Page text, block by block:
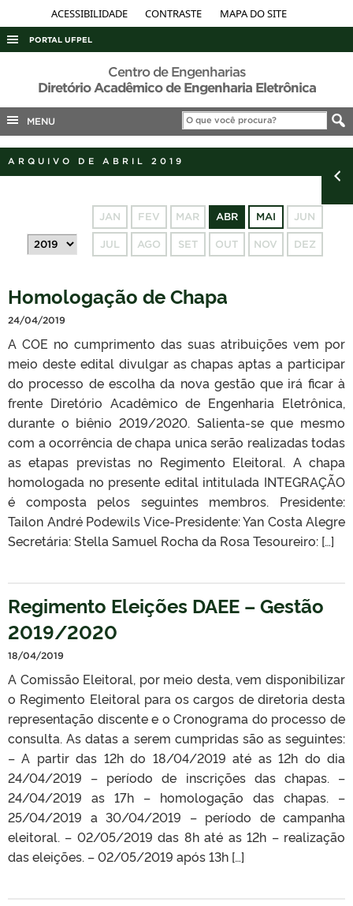
ACESSIBILIDADE CONTRASTE MAPA DO SITE
PORTAL UFPEL
ACESSO À INFORMAÇÃO
AUDITORIA
COBALTO
CONCURSOS
PORTARIAS
Centro de Engenharias
Diretório Acadêmico de Engenharia Eletrônica
MENU
ARQUIVO DE ABRIL 2019
JAN FEV MAR ABR MAI JUN
JUL AGO SET OUT NOV DEZ
Homologação de Chapa
24/04/2019
A COE no cumprimento das suas atribuições vem por
meio deste edital divulgar as chapas aptas a participar
do processo de escolha da nova gestão que irá ficar à
frente Diretório Acadêmico de Engenharia Eletrônica,
durante o biênio 2019/2020. Salienta-se que mesmo
com a ocorrência de chapa unica serão realizadas todas
as etapas previstas no Regimento Eleitoral. A chapa
homologada no presente edital intitulada INTEGRAÇÃO
é composta pelos seguintes membros. Presidente:
Tailon André Podewils Vice-Presidente: Yan Costa Alegre
Secretária: Stella Samuel Rocha da Rosa Tesoureiro: […]
Regimento Eleições DAEE – Gestão
2019/2020
18/04/2019
A Comissão Eleitoral, por meio desta, vem disponibilizar
o Regimento Eleitoral para os cargos de diretoria desta
representação discente e o Cronograma do processo de
consulta. As datas a serem cumpridas são as seguintes:
– A partir das 12h do 18/04/2019 até as 12h do dia
24/04/2019 – período de inscrições das chapas. –
24/04/2019 as 17h – homologação das chapas. –
25/04/2019 a 30/04/2019 – período de campanha
eleitoral. – 02/05/2019 das 8h até as 12h – realização
das eleições. – 02/05/2019 após 13h […]